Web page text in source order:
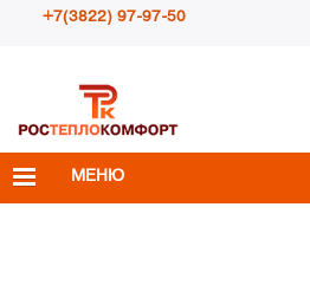
+7(3822) 97-97-50
info@rosteplokomfort.ru
МЕНЮ